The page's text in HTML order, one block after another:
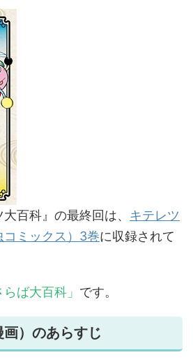
百科』の最終回は、 キテレツ
ミックス）3巻に収録されて
らば大百科」 です。
）のあらすじ